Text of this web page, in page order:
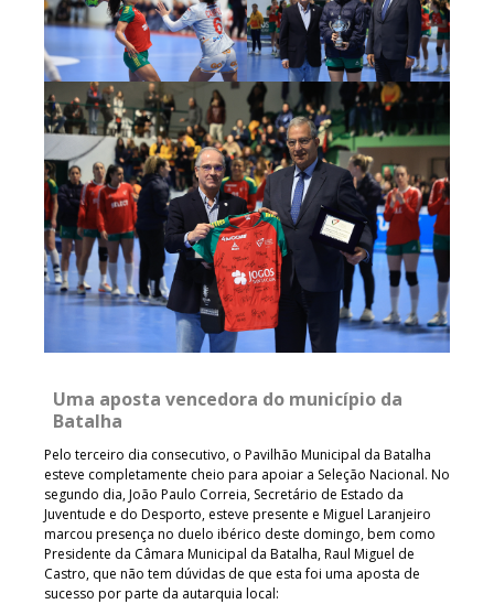
Uma aposta vencedora do município da
Batalha
Pelo terceiro dia consecutivo, o Pavilhão Municipal da Batalha
esteve completamente cheio para apoiar a Seleção Nacional. No
segundo dia, João Paulo Correia, Secretário de Estado da
Juventude e do Desporto, esteve presente e Miguel Laranjeiro
marcou presença no duelo ibérico deste domingo, bem como
Presidente da Câmara Municipal da Batalha, Raul Miguel de
Castro, que não tem dúvidas de que esta foi uma aposta de
sucesso por parte da autarquia local: